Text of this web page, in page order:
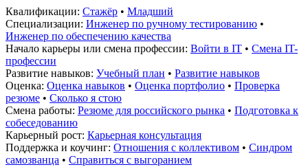
Квалификации: Стажёр • Младший
Специализации: Инженер по ручному тестированию •
Инженер по обеспечению качества
Начало карьеры или смена профессии: Войти в IT • Смена IT-
профессии
Развитие навыков: Учебный план • Развитие навыков
Оценка: Оценка навыков • Оценка портфолио • Проверка
резюме • Сколько я стою
Смена работы: Резюме для российского рынка • Подготовка к
собеседованию
Карьерный рост: Карьерная консультация
Поддержка и коучинг: Отношения с коллективом • Синдром
самозванца • Справиться с выгоранием